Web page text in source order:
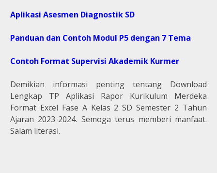
Aplikasi Asesmen Diagnostik SD
Panduan dan Contoh Modul P5 dengan 7 Tema
Contoh Format Supervisi Akademik Kurmer
Demikian informasi penting tentang Download
Lengkap TP Aplikasi Rapor Kurikulum Merdeka
Format Excel Fase A Kelas 2 SD Semester 2 Tahun
Ajaran 2023-2024. Semoga terus memberi manfaat.
Salam literasi.